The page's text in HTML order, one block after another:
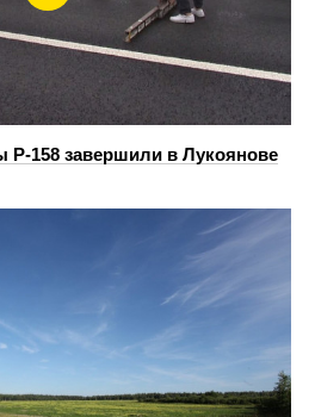
Р-158 завершили в Лукоянове